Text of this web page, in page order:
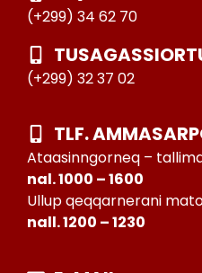
(+299) 34 62 70
(+299) 32 37 02
TLF.
Ataasinngorneq –
nal. 1000 – 1600
Ullup qeqqarnerani
nall. 1200 – 1230